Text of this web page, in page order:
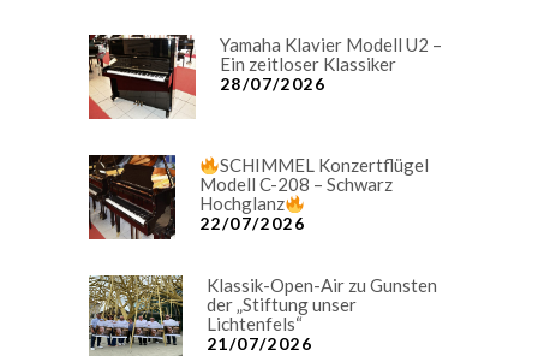
Yamaha Klavier Modell U2 –
Ein zeitloser Klassiker
28/07/2026
SCHIMMEL Konzertflügel
Modell C-208 – Schwarz
Hochglanz
22/07/2026
Klassik-Open-Air zu Gunsten
der „Stiftung unser
Lichtenfels“
21/07/2026